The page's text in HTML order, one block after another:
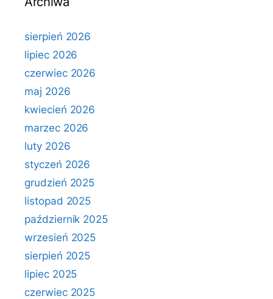
sierpień 2026
lipiec 2026
czerwiec 2026
maj 2026
kwiecień 2026
marzec 2026
luty 2026
styczeń 2026
grudzień 2025
listopad 2025
październik 2025
wrzesień 2025
sierpień 2025
lipiec 2025
czerwiec 2025